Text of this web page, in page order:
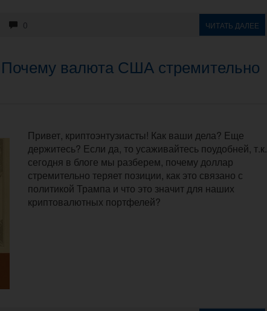
0 ЧИТАТЬ ДАЛЕЕ
валюта США стремительно
Привет, криптоэнтузиасты! Как ваши дела? Еще
держитесь? Если да, то усаживайтесь поудобней, т.к.
сегодня в блоге мы разберем, почему доллар
стремительно теряет позиции, как это связано с
политикой Трампа и что это значит для наших
криптовалютных портфелей?